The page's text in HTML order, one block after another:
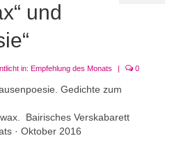
Mitgliedern
und
in: Empfehlung des Monats | 0
Gedichte zum
Bairisches Verskabarett
· Oktober 2016